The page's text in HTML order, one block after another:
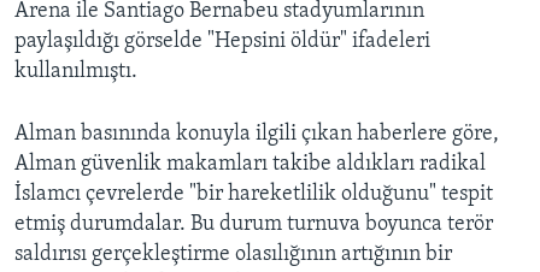
Arena ile Santiago Bernabeu stadyumlarının
paylaşıldığı görselde "Hepsini öldür" ifadeleri
kullanılmıştı.
Alman basınında konuyla ilgili çıkan haberlere göre,
Alman güvenlik makamları takibe aldıkları radikal
İslamcı çevrelerde "bir hareketlilik olduğunu" tespit
etmiş durumdalar. Bu durum turnuva boyunca terör
saldırısı gerçekleştirme olasılığının artığının bir